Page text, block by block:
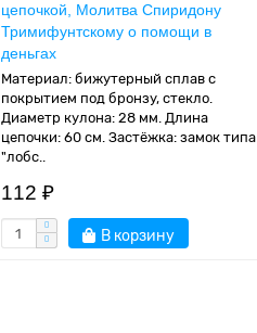
цепочкой, Молитва Спиридону
Тримифунтскому о помощи в
деньгах
Материал: бижутерный сплав с
покрытием под бронзу, стекло.
Диаметр кулона: 28 мм. Длина
цепочки: 60 см. Застёжка: замок типа
"лобс..
112 ₽
В корзину